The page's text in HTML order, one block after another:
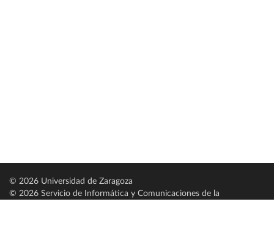
© 2026 Universidad de Zaragoza
© 2026 Servicio de Informática y Comunicaciones de la